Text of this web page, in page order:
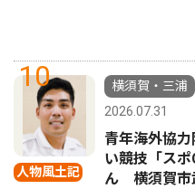
10
人物風土記
横須賀・三浦
2026.07.31
青年海外協
い競技「ス
ん 横須賀